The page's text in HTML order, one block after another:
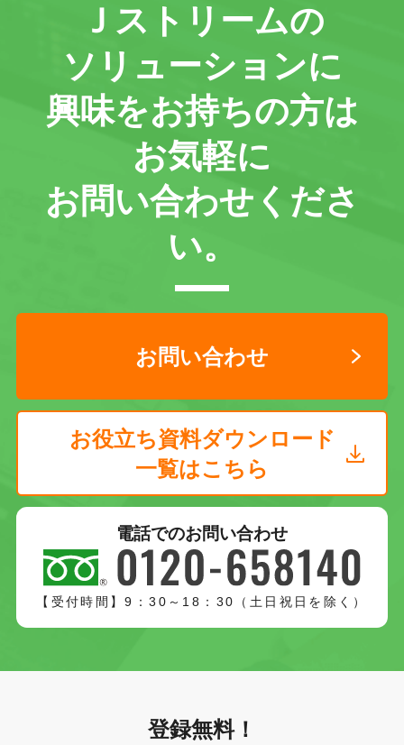
Ｊストリームの
ソリューションに
興味をお持ちの方は
お気軽に
お問い合わせくださ
い。
お問い合わせ
お役立ち資料ダウンロード
一覧はこちら
電話でのお問い合わせ
【受付時間】9：30～18：30（土日祝日を除く）
登録無料！